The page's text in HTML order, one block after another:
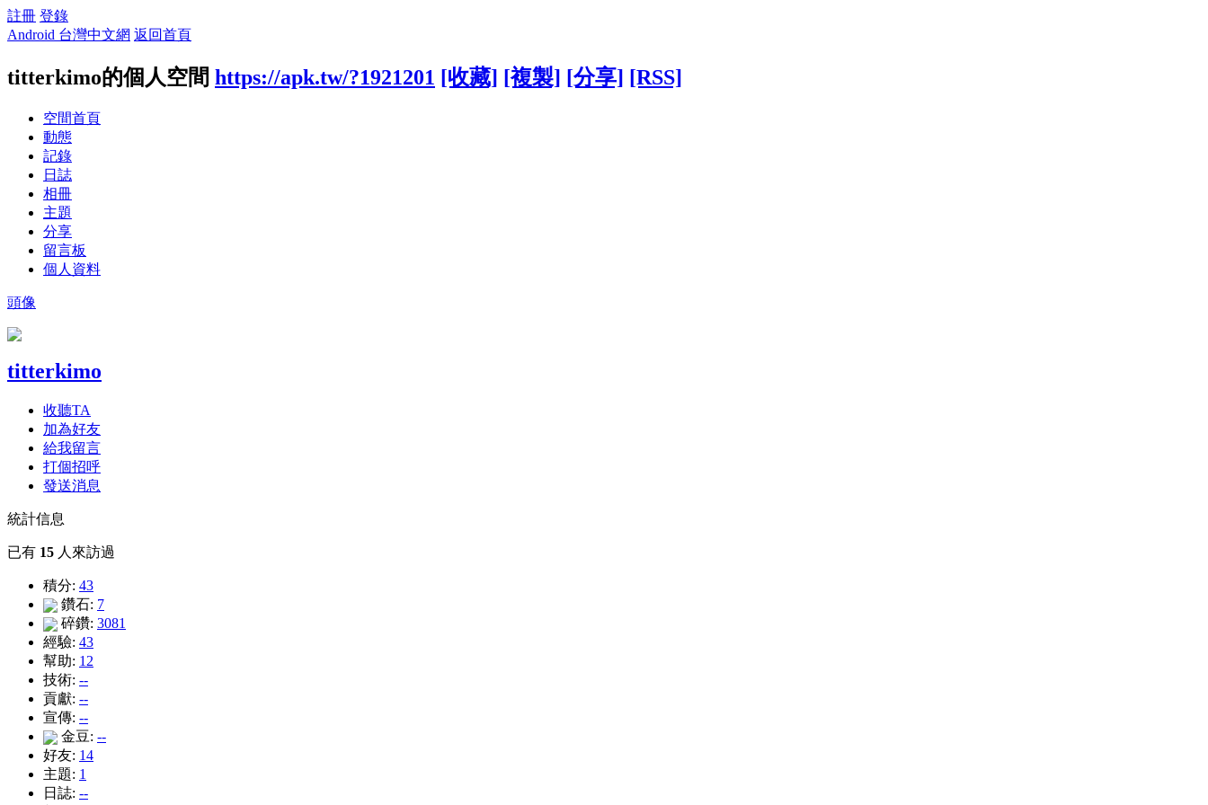
註冊 登錄
Android 台灣中文網 返回首頁
titterkimo的個人空間 https://apk.tw/?1921201 [收藏] [複製] [分享] [RSS]
空間首頁
動態
記錄
日誌
相冊
主題
分享
留言板
個人資料
頭像
titterkimo
收聽TA
加為好友
給我留言
打個招呼
發送消息
統計信息
已有 15 人來訪過
積分: 43
鑽石: 7
碎鑽: 3081
經驗: 43
幫助: 12
技術: --
貢獻: --
宣傳: --
金豆: --
好友: 14
主題: 1
日誌: --